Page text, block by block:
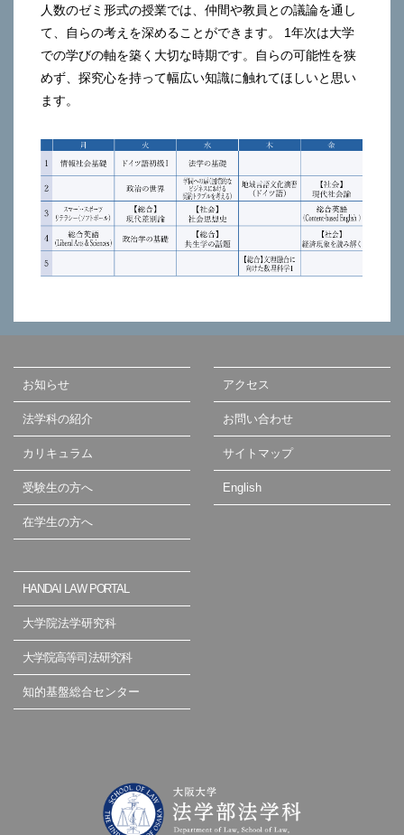
人数のゼミ形式の授業では、仲間や教員との議論を通し
て、自らの考えを深めることができます。 1年次は大学
での学びの軸を築く大切な時期です。自らの可能性を狭
めず、探究心を持って幅広い知識に触れてほしいと思い
ます。
お知らせ
法学科の紹介
カリキュラム
受験生の方へ
在学生の方へ
アクセス
お問い合わせ
サイトマップ
English
HANDAI LAW PORTAL
大学院法学研究科
大学院高等司法研究科
知的基盤総合センター